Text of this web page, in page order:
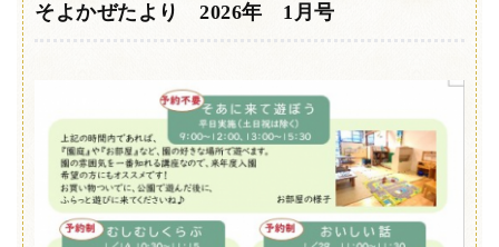
そよかぜたより 2026年 1月号